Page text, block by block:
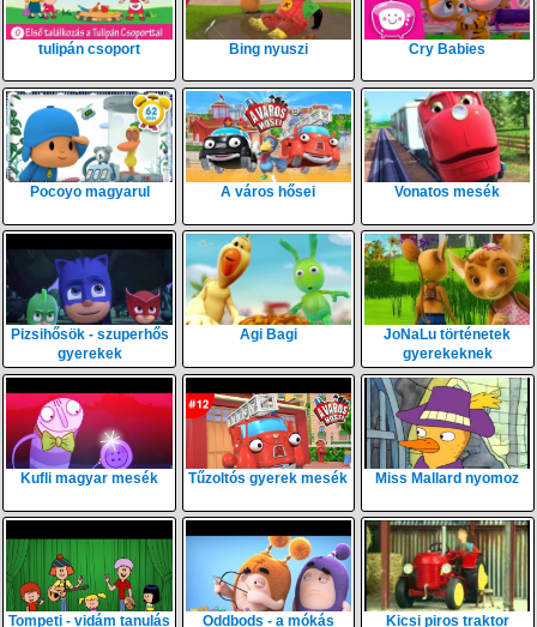
tulipán csoport Bing nyuszi Cry Babies
Pocoyo magyarul A város hősei Vonatos mesék
Pizsihősök - szuperhős
gyerekek
Agi Bagi
JoNaLu történetek
gyerekeknek
Kufli magyar mesék Tűzoltós gyerek mesék Miss Mallard nyomoz
Tompeti - vidám tanulás Oddbods - a mókás Kicsi piros traktor